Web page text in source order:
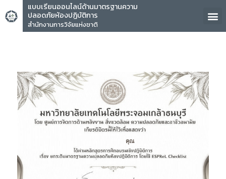
แบบเรียนออนไลน์ด้านมาตรฐานความ
ปลอดภัยห้องปฏิบัติการ
สำนักงานการวิจัยแห่งชาติ
คุณ